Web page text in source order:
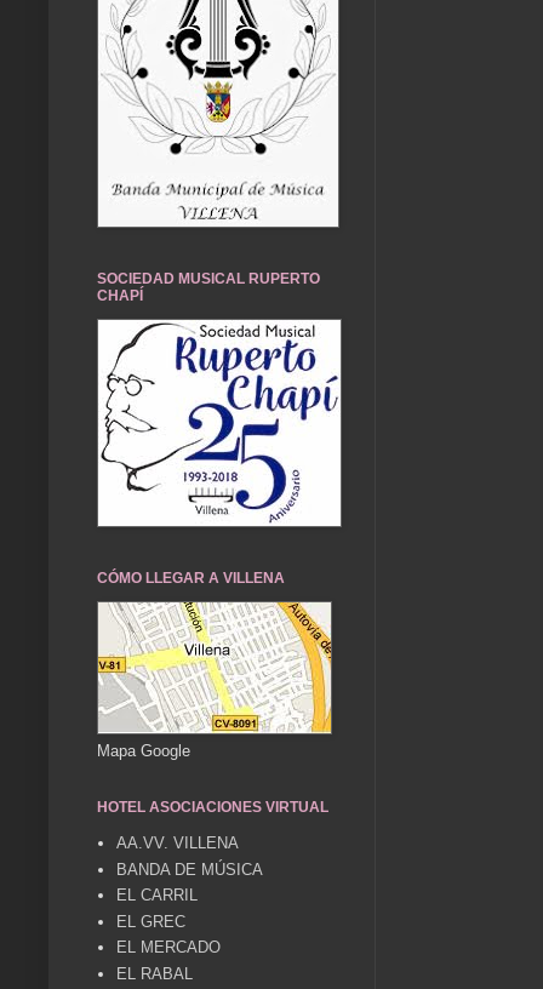
SOCIEDAD MUSICAL RUPERTO
CHAPÍ
CÓMO LLEGAR A VILLENA
Mapa Google
HOTEL ASOCIACIONES VIRTUAL
AA.VV. VILLENA
BANDA DE MÚSICA
EL CARRIL
EL GREC
EL MERCADO
EL RABAL